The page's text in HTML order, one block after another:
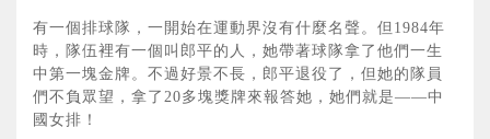
有一個排球隊，一開始在運動界沒有什麼名聲。但1984年
時，隊伍裡有一個叫郎平的人，她帶著球隊拿了他們一生
中第一塊金牌。不過好景不長，郎平退役了，但她的隊員
們不負眾望，拿了20多塊獎牌來報答她，她們就是——中
國女排！